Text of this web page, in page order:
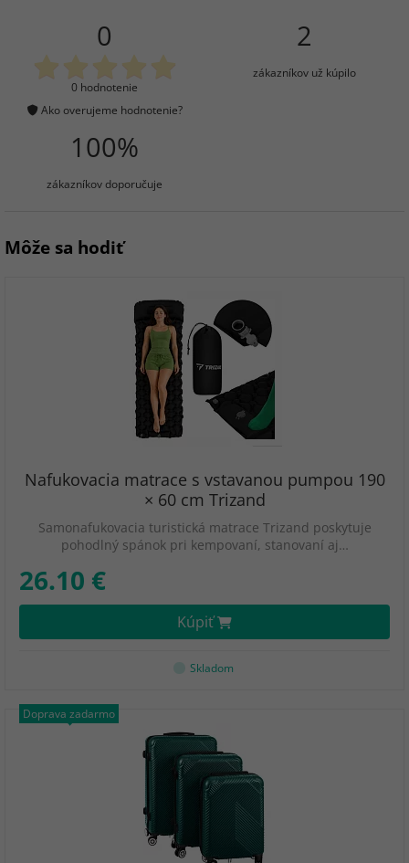
0
0 hodnotenie
Ako overujeme hodnotenie?
2
zákazníkov už kúpilo
100%
zákazníkov doporučuje
Môže sa hodiť
Nafukovacia matrace s vstavanou pumpou 190
× 60 cm Trizand
Samonafukovacia turistická matrace Trizand poskytuje
pohodlný spánok pri kempovaní, stanovaní aj…
26.10 €
Kúpiť
Skladom
Doprava zadarmo